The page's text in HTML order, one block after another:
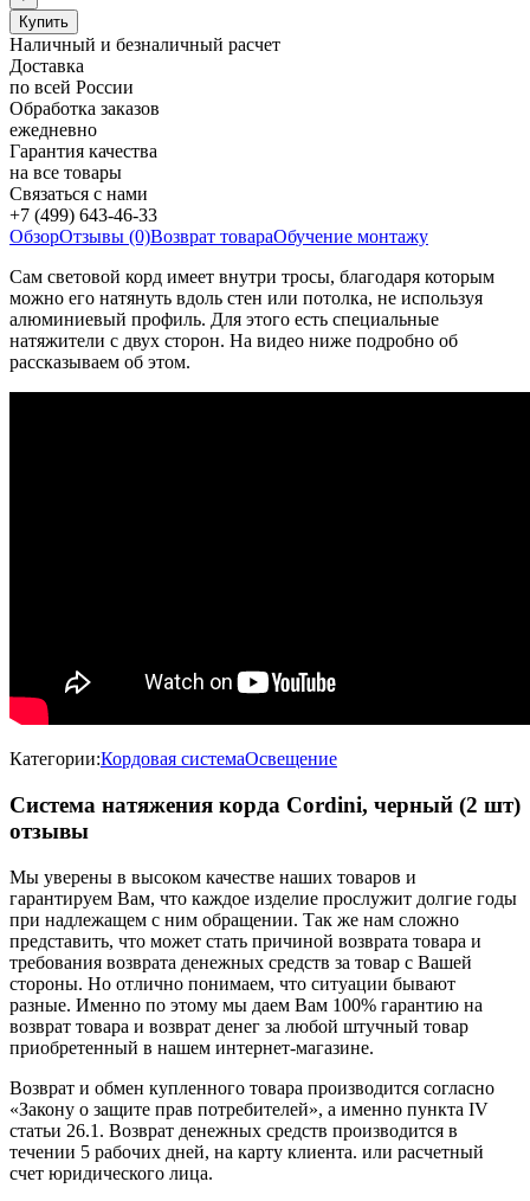
Наличный и безналичный расчет
Доставка
по всей России
Обработка заказов
ежедневно
Гарантия качества
на все товары
Связаться с нами
+7 (499) 643-46-33
ОбзорОтзывы (0)Возврат товараОбучение монтажу
Сам световой корд имеет внутри тросы, благодаря которым
можно его натянуть вдоль стен или потолка, не используя
алюминиевый профиль. Для этого есть специальные
натяжители с двух сторон. На видео ниже подробно об
рассказываем об этом.
Категории:Кордовая системаОсвещение
Система натяжения корда Cordini, черный (2 шт)
отзывы
Мы уверены в высоком качестве наших товаров и
гарантируем Вам, что каждое изделие прослужит долгие годы
при надлежащем с ним обращении. Так же нам сложно
представить, что может стать причиной возврата товара и
требования возврата денежных средств за товар с Вашей
стороны. Но отлично понимаем, что ситуации бывают
разные. Именно по этому мы даем Вам 100% гарантию на
возврат товара и возврат денег за любой штучный товар
приобретенный в нашем интернет-магазине.
Возврат и обмен купленного товара производится согласно
«Закону о защите прав потребителей», а именно пункта IV
статьи 26.1. Возврат денежных средств производится в
течении 5 рабочих дней, на карту клиента. или расчетный
счет юридического лица.